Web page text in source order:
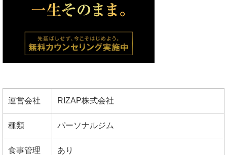
運営会社 RIZAP株式会社
種類 パーソナルジム
食事管理 あり